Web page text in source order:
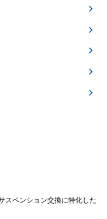
スペンション交換に特化した